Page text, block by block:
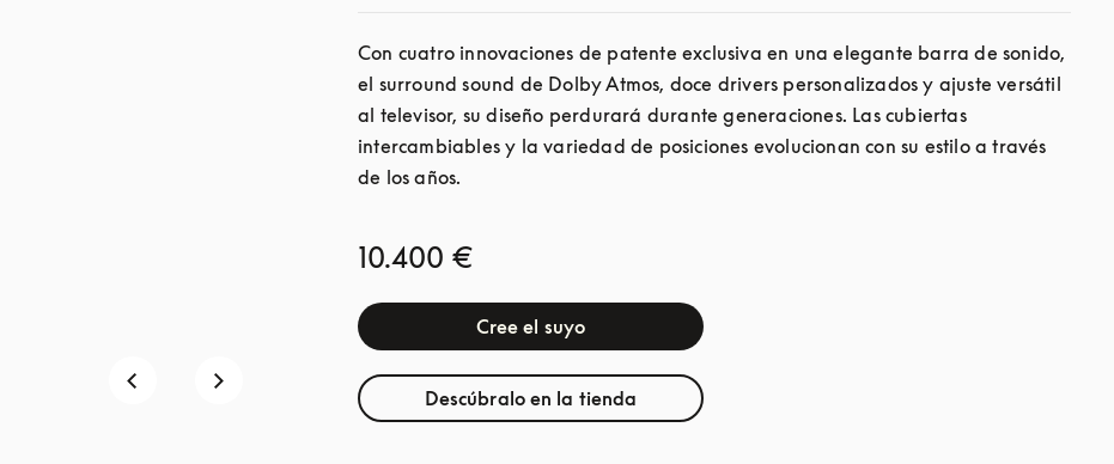
10.400 €
Cree el suyo
Descúbralo en la tienda
Con cuatro innovaciones de patente exclusiva en una elegante barra de sonido,
el surround sound de Dolby Atmos, doce drivers personalizados y ajuste versátil
al televisor, su diseño perdurará durante generaciones. Las cubiertas
intercambiables y la variedad de posiciones evolucionan con su estilo a través
de los años.